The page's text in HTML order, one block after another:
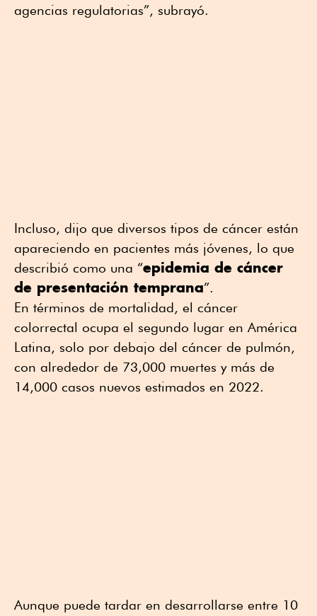
agencias regulatorias”, subrayó.
Incluso, dijo que diversos tipos de cáncer están
apareciendo en pacientes más jóvenes, lo que
describió como una “epidemia de cáncer
de presentación temprana”.
En términos de mortalidad, el cáncer
colorrectal ocupa el segundo lugar en América
Latina, solo por debajo del cáncer de pulmón,
con alrededor de 73,000 muertes y más de
14,000 casos nuevos estimados en 2022.
Aunque puede tardar en desarrollarse entre 10